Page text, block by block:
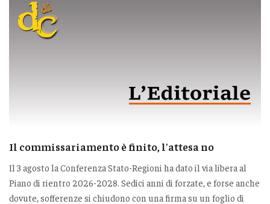
Il commissariamento è finito, l'attesa no
Il 3 agosto la Conferenza Stato-Regioni ha dato il via libera al
Piano di rientro 2026-2028. Sedici anni di forzate, e forse anche
dovute, sofferenze si chiudono con una firma su un foglio di